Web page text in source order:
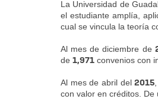
La Universidad de
el estudiante amplía,
cual se vincula la teoría
Al mes de diciembre de
de 1,971 convenios con
Al mes de abril del 2015
con valor en créditos. De